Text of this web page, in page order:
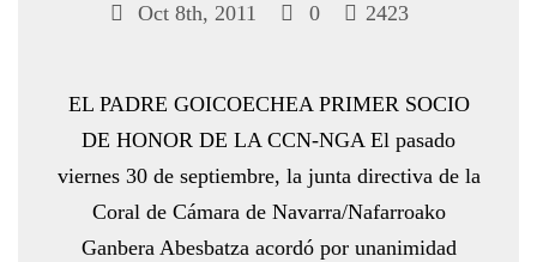
Oct 8th, 2011 0 2423
EL PADRE GOICOECHEA PRIMER SOCIO
DE HONOR DE LA CCN-NGA El pasado
viernes 30 de septiembre, la junta directiva de la
Coral de Cámara de Navarra/Nafarroako
Ganbera Abesbatza acordó por unanimidad